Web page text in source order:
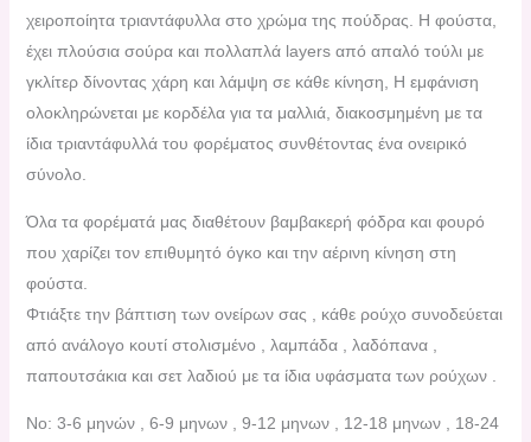
χειροποίητα τριαντάφυλλα στο χρώμα της πούδρας. Η φούστα,
έχει πλούσια σούρα και πολλαπλά layers από απαλό τούλι με
γκλίτερ δίνοντας χάρη και λάμψη σε κάθε κίνηση, Η εμφάνιση
ολοκληρώνεται με κορδέλα για τα μαλλιά, διακοσμημένη με τα
ίδια τριαντάφυλλά του φορέματος συνθέτοντας ένα ονειρικό
σύνολο.
Όλα τα φορέματά μας διαθέτουν βαμβακερή φόδρα και φουρό
που χαρίζει τον επιθυμητό όγκο και την αέρινη κίνηση στη
φούστα.
Φτιάξτε την βάπτιση των ονείρων σας , κάθε ρούχο συνοδεύεται
από ανάλογο κουτί στολισμένο , λαμπάδα , λαδόπανα ,
παπουτσάκια και σετ λαδιού με τα ίδια υφάσματα των ρούχων .
No: 3-6 μηνών , 6-9 μηνων , 9-12 μηνων , 12-18 μηνων , 18-24